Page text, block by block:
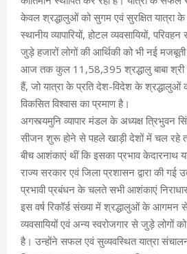
केवल श्रद्धालुओं को सुगम एवं सुरक्षित यात्रा
स्थानीय व्यापारियों, होटल व्यवसायियों,
जुड़े हजारों लोगों की आर्थिकी को भी नई मजबूती
आज तक कुल 11,58,395 श्रद्धालु बाबा
हैं, जो यात्रा के प्रति देश-विदेश के श्रद्धालुओं
विकसित विश्वास का प्रमाण है।
अगस्त्यमुनि व्यापार मंडल के अध्यक्ष त्रिभुवन
सीजन शुरू होने से पहले खाड़ी देशों में चल रहे
बीच आशंकाएं थीं कि इसका प्रभाव केदारनाथ
राज्य सरकार एवं जिला प्रशासन द्वारा की
प्रभावी प्रबंधन के चलते सभी आशंकाएं
इस वर्ष रिकॉर्ड संख्या में श्रद्धालुओं के आगमन से
व्यवसायियों एवं अन्य स्वरोजगार से जुड़े लोगों
है। उन्होंने सफल एवं सुव्यवस्थित यात्रा